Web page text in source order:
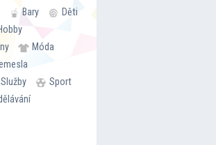
Bary
Děti
Móda
Služby
Sport